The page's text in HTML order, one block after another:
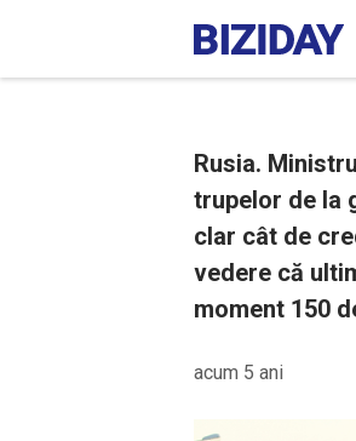
Rusia.
trupelor de la
clar cât de
vedere că
moment 150
acum 5 ani